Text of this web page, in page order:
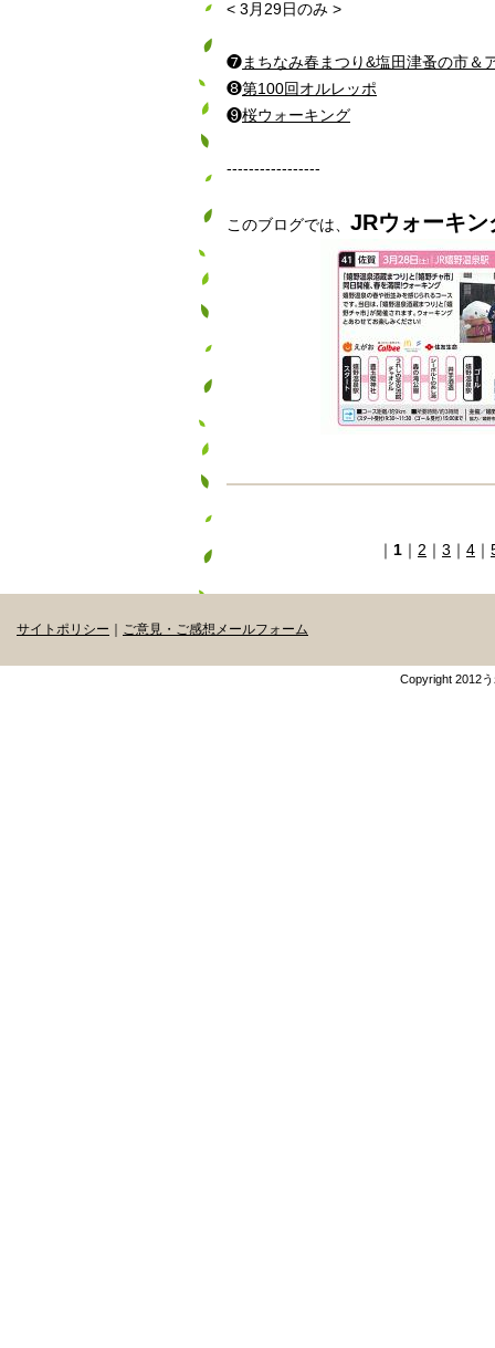
< 3月29日のみ >
❼まちなみ春まつり&塩田津蚤の市＆
❽第100回オルレッポ
❾桜ウォーキング
-----------------
このブログでは、 JRウォーキン
｜ 1 ｜ 2 ｜ 3 ｜ 4 ｜
サイトポリシー ご意見・ご感想メールフォーム
Copyright 2012